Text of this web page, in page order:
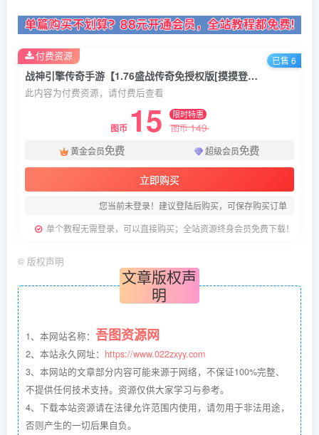
战神引擎传奇手游【1.76盛战传奇免授权版[摸摸登陆器]】最新整理Win系复古服务端+安卓苹果双端+GM授权物品后台+详细搭建教程
此内容为付费资源，请付费后查看
图币 15 限时特惠
图币149
黄金会员免费 超级会员免费
立即购买
您当前未登录！建议登陆后购买，可保存购买订单
单个教程无需登录，可以直接购买；全站资源终身会员免费下载！
付费资源 已售 6
© 版权声明
文章版权声
明
1、本网站名称： 吾图资源网
2、本站永久网址： https://www.022zxyy.com
3、本网站的文章部分内容可能来源于网络，不保证100%完整、
不提供任何技术支持。资源仅供大家学习与参考。
4、下载本站资源请在法律允许范围内使用，请勿用于非法用途，
否则产生的一切后果自负。